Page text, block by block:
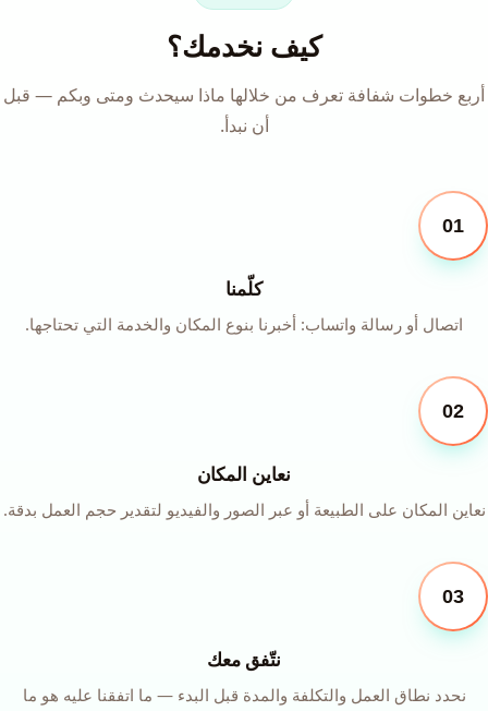
كيف نخدمك؟
أربع خطوات شفافة تعرف من خلالها ماذا سيحدث ومتى وبكم — قبل
أن نبدأ.
01
كلّمنا
اتصال أو رسالة واتساب: أخبرنا بنوع المكان والخدمة التي تحتاجها.
02
نعاين المكان
نعاين المكان على الطبيعة أو عبر الصور والفيديو لتقدير حجم العمل بدقة.
03
نتّفق معك
نحدد نطاق العمل والتكلفة والمدة قبل البدء — ما اتفقنا عليه هو ما